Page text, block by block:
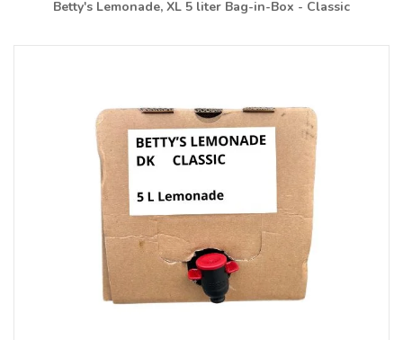
Betty's Lemonade, XL 5 liter Bag-in-Box - Classic